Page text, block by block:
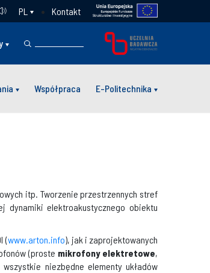
PL Kontakt
Współpraca E-Politechnika
itp. Tworzenie przestrzennych stref
dynamiki elektroakustycznego obiektu
(www.arton.info), jak i zaprojektowanych
(proste mikrofony elektretowe,
niezbędne elementy układów